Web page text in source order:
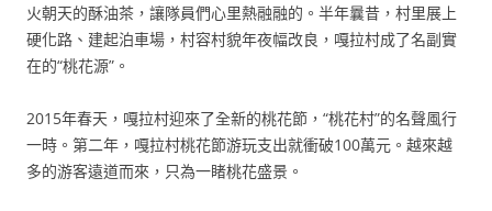
火朝天的酥油茶，讓隊員們心里熱融融的。半年曩昔，村里展上
硬化路、建起泊車場，村容村貌年夜幅改良，嘎拉村成了名副實
在的“桃花源”。
2015年春天，嘎拉村迎來了全新的桃花節，“桃花村”的名聲風行
一時。第二年，嘎拉村桃花節游玩支出就衝破100萬元。越來越
多的游客遠道而來，只為一睹桃花盛景。